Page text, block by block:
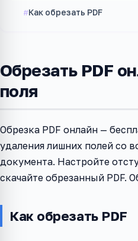
Как обрезать PDF
Обрезать PDF
поля
Обрезка PDF онлайн —
удаления лишних полей со
документа. Настройте
скачайте обрезанный PDF.
Как обрезать PDF